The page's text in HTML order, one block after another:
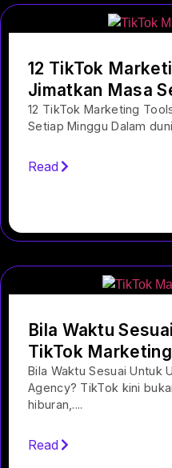
12 TikTok
Jimatkan Masa
12 TikTok Marketing
Setiap Minggu Dalam
Read
Bila Waktu
TikTok
Bila Waktu Sesuai Untuk
Agency? TikTok kini
hiburan,....
Read